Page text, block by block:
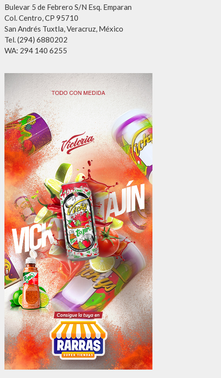
Bulevar 5 de Febrero S/N Esq. Emparan
Col. Centro, CP 95710
San Andrés Tuxtla, Veracruz, México
Tel. (294) 6880202
WA: 294 140 6255